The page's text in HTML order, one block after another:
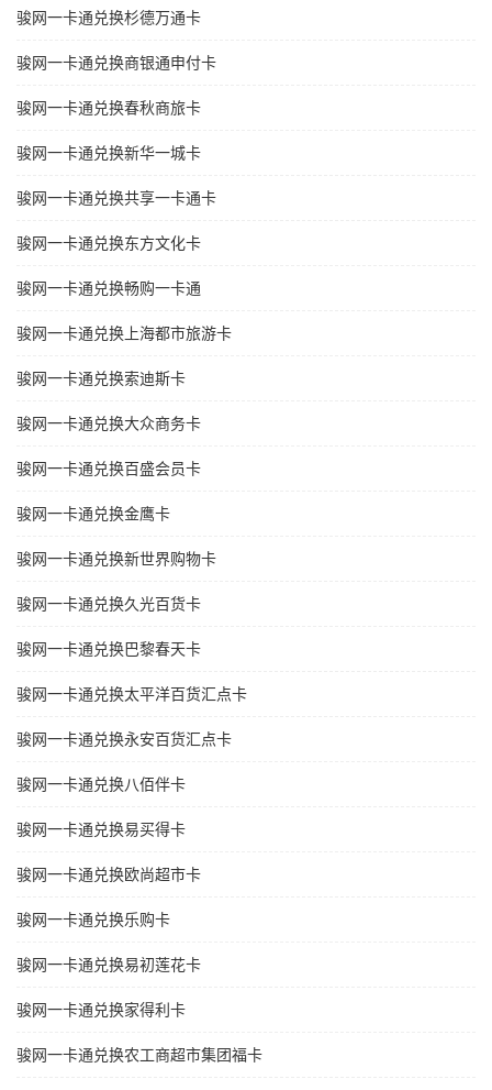
骏网一卡通兑换杉德万通卡
骏网一卡通兑换商银通申付卡
骏网一卡通兑换春秋商旅卡
骏网一卡通兑换新华一城卡
骏网一卡通兑换共享一卡通卡
骏网一卡通兑换东方文化卡
骏网一卡通兑换畅购一卡通
骏网一卡通兑换上海都市旅游卡
骏网一卡通兑换索迪斯卡
骏网一卡通兑换大众商务卡
骏网一卡通兑换百盛会员卡
骏网一卡通兑换金鹰卡
骏网一卡通兑换新世界购物卡
骏网一卡通兑换久光百货卡
骏网一卡通兑换巴黎春天卡
骏网一卡通兑换太平洋百货汇点卡
骏网一卡通兑换永安百货汇点卡
骏网一卡通兑换八佰伴卡
骏网一卡通兑换易买得卡
骏网一卡通兑换欧尚超市卡
骏网一卡通兑换乐购卡
骏网一卡通兑换易初莲花卡
骏网一卡通兑换家得利卡
骏网一卡通兑换农工商超市集团福卡